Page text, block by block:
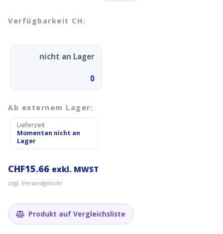
Verfügbarkeit CH:
nicht an Lager
0
Ab externem Lager:
Lieferzeit
Momentan nicht an
Lager
CHF15.66 exkl. MWST
zzgl. Versandgebühr
Produkt auf Vergleichsliste